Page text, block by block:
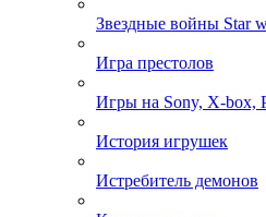
Звездные войны Star
Игра престолов
Игры на Sony, X-box,
История игрушек
Истребитель демонов